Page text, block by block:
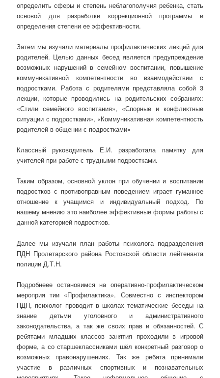
определить сферы и степень неблагополучия ребенка, стать
основой для разработки коррекционной программы и
определения степени ее эффективности.
Затем мы изучали материалы профилактических лекций для
родителей. Целью данных бесед является предупреждение
возможных нарушений в семейном воспитании, повышение
коммуникативной компетентности во взаимодействии с
подростками. Работа с родителями представляла собой 3
лекции, которые проводились на родительских собраниях:
«Стили семейного воспитания», «Спорные и конфликтные
ситуации с подростками», «Коммуникативная компетентность
родителей в общении с подростками»
Классный руководитель Е.И. разработала памятку для
учителей при работе с трудными подростками.
Таким образом, основной уклон при обучении и воспитании
подростков с противоправным поведением играет гуманное
отношение к учащимся и индивидуальный подход. По
нашему мнению это наиболее эффективные формы работы с
данной категорией подростков.
Далее мы изучали план работы психолога подразделения
ПДН Пролетарского района Ростовской области лейтенанта
полиции Д.Т.Н.
Подробнеее остановимся на оперативно-профилактическом
мероприя тии «Профилактика». Совместно с инспектором
ПДН, психолог проводит в школах тематические беседы на
знание детьми уголовного и административного
законодательства, а так же своих прав и обязанностей. С
ребятами младших классов занятия проходили в игровой
форме, а со старшеклассниками шёл конкретный разговор о
возможных правонарушениях. Так же ребята принимали
участие в различных спортивных и познавательных